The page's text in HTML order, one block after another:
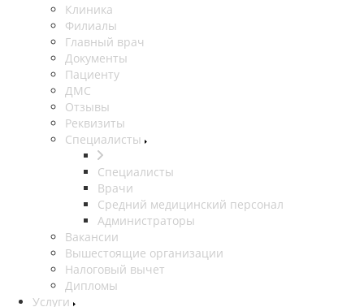
Клиника
Филиалы
Главный врач
Документы
Пациенту
ДМС
Отзывы
Реквизиты
Специалисты
Специалисты
Врачи
Средний медицинский персонал
Администраторы
Вакансии
Вышестоящие организации
Налоговый вычет
Дипломы
Услуги